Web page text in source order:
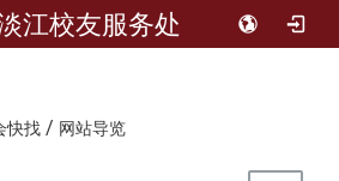
江校友服务处
快找 / 网站导览